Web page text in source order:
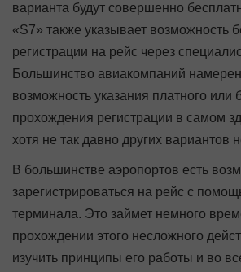
варианта будут совершенно
«S7» также указывает возможность
регистрации на рейс через
Большинство авиакомпаний
возможность указания платного или
прохождения регистрации в самом
хотя не так давно других вариантов
В большинстве аэропортов есть
зарегистрироваться на рейс с
терминала. Это займет немного
прохождении этого несложного
изучить принципы его работы и во